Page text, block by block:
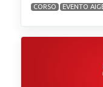
CORSO EVENTO